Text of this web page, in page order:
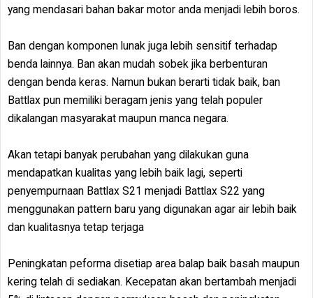
yang mendasari bahan bakar motor anda menjadi lebih boros.
Ban dengan komponen lunak juga lebih sensitif terhadap
benda lainnya. Ban akan mudah sobek jika berbenturan
dengan benda keras. Namun bukan berarti tidak baik, ban
Battlax pun memiliki beragam jenis yang telah populer
dikalangan masyarakat maupun manca negara.
Akan tetapi banyak perubahan yang dilakukan guna
mendapatkan kualitas yang lebih baik lagi, seperti
penyempurnaan Battlax S21 menjadi Battlax S22 yang
menggunakan pattern baru yang digunakan agar air lebih baik
dan kualitasnya tetap terjaga
Peningkatan peforma disetiap area balap baik basah maupun
kering telah di sediakan. Kecepatan akan bertambah menjadi